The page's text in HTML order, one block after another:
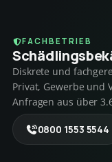
FACHBETRIEB
Diskrete und
Privat, Gewerbe und
Anfragen aus über
0800 1553 5544